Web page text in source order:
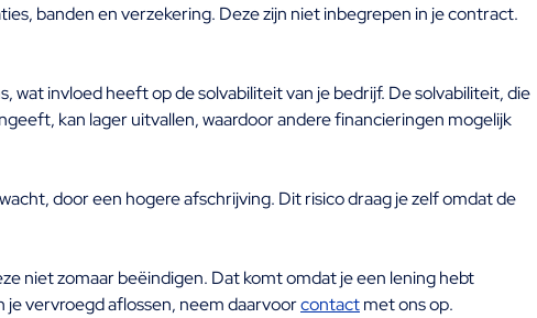
banden en verzekering. Deze zijn niet inbegrepen in je contract.
wat invloed heeft op de solvabiliteit van je bedrijf. De solvabiliteit, die
kan lager uitvallen, waardoor andere financieringen mogelijk
door een hogere afschrijving. Dit risico draag je zelf omdat de
niet zomaar beëindigen. Dat komt omdat je een lening hebt
vervroegd aflossen, neem daarvoorcontactmet ons op.